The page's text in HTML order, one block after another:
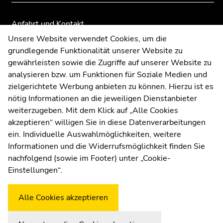
Anfahrt und Kontakt
Kommunikation und Öffentlichkeitsarbeit
Moodle
UNIGRAZonline
Impressum
Datenschutzerklärung
Cookie-Einstellungen
Barrierefreiheitserklärung
WetterstationUni Graz
Unsere Website verwendet Cookies, um die
grundlegende Funktionalität unserer Website zu
gewährleisten sowie die Zugriffe auf unserer Website zu
analysieren bzw. um Funktionen für Soziale Medien und
zielgerichtete Werbung anbieten zu können. Hierzu ist es
nötig Informationen an die jeweiligen Dienstanbieter
weiterzugeben. Mit dem Klick auf „Alle Cookies
akzeptieren“ willigen Sie in diese Datenverarbeitungen
ein. Individuelle Auswahlmöglichkeiten, weitere
Informationen und die Widerrufsmöglichkeit finden Sie
nachfolgend (sowie im Footer) unter „Cookie-
Einstellungen“.
Alle Cookies akzeptieren